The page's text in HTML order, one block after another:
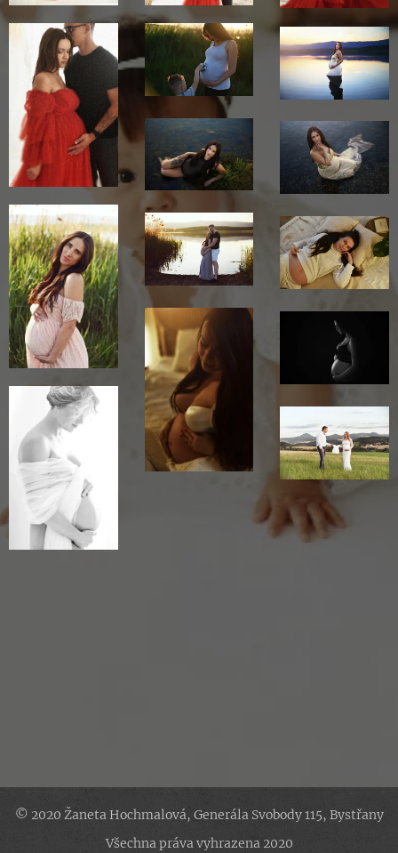
© 2020 Žaneta Hochmalová, Generála Svobody 115, Bystřany
Všechna práva vyhrazena 2020